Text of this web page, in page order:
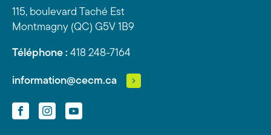
115, boulevard Taché Est
Montmagny (QC) G5V 1B9
Téléphone : 418 248-7164
information@cecm.ca
FacebookInstagramYouTube